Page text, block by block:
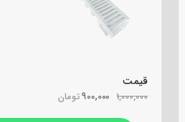
قیمت
1,000,000 تومان900,000